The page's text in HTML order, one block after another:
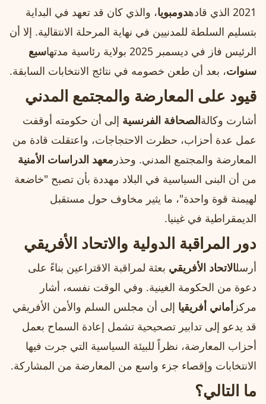
2021 الذي قاده
دومبويا، والذي كان قد تعهد في البداية
بتسليم السلطة للمدنيين في نهاية المرحلة الانتقالية. إلا أن
الرئيس فاز في ديسمبر 2025 بولاية رئاسية مدتها
سبع
سنوات، بعد أن طعن خصومه في نتائج الانتخابات السابقة.
قيود على المعارضة والمجتمع المدني
أشارت وكالةالصحافة الفرنسية إلى أن حكومته أوقفت
عمل عدة أحزاب، حظرت الاحتجاجات، واعتقلت قادة من
المعارضة والمجتمع المدني. وحذر معهد الدراسات الأمنية
من أن البنى السياسية في البلاد مهددة بأن تصبح "خاضعة
لهيمنة قوة واحدة"، ما يثير مخاوف حول مستقبل
الديمقراطية في غينيا.
دور المراقبة الدولية والاتحاد الأفريقي
أرسلالاتحاد الأفريقي بعثة لمراقبة الاقتراعين بناءً على
دعوة من الحكومة الغينية. وفي الوقت نفسه، أشار
مركز أماني أفريقيا إلى أن مجلس السلم والأمن الأفريقي
قد يدعو إلى تدابير تصحيحية تشمل إعادة السماح بعمل
أحزاب المعارضة، نظراً للبيئة السياسية التي جرت فيها
الانتخابات وإقصاء جزء واسع من المعارضة من المشاركة.
ما التالي؟